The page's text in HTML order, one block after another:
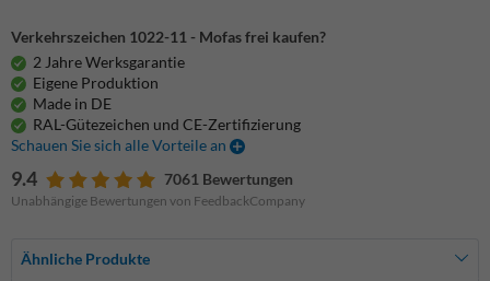
Verkehrszeichen 1022-11 - Mofas frei kaufen?
2 Jahre Werksgarantie
Eigene Produktion
Made in DE
RAL-Gütezeichen und CE-Zertifizierung
Schauen Sie sich alle Vorteile an
9.4 7061 Bewertungen
Unabhängige Bewertungen von FeedbackCompany
Ähnliche Produkte